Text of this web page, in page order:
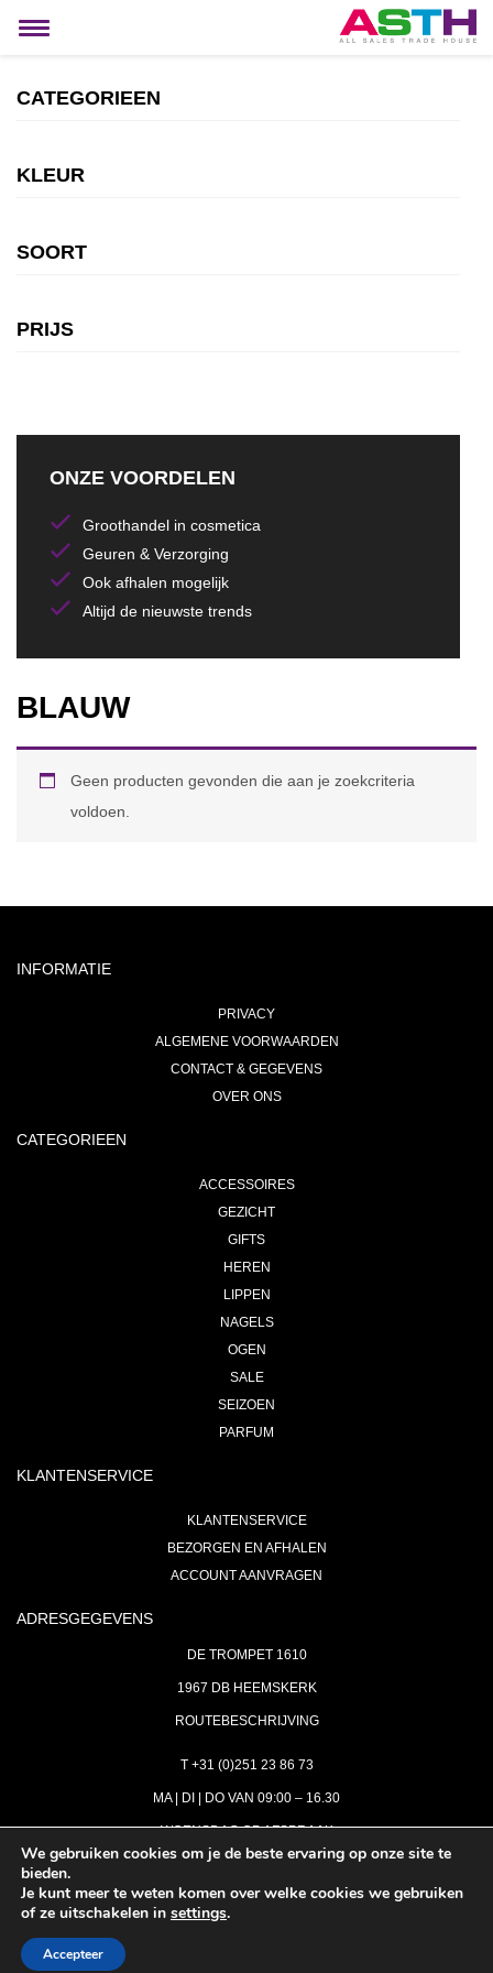
Toggle
CATEGORIEEN
KLEUR
SOORT
PRIJS
ONZE VOORDELEN
Groothandel in cosmetica
Geuren & Verzorging
Ook afhalen mogelijk
Altijd de nieuwste trends
BLAUW
Geen producten gevonden die aan je zoekcriteria
voldoen.
INFORMATIE
PRIVACY
ALGEMENE VOORWAARDEN
CONTACT & GEGEVENS
OVER ONS
CATEGORIEEN
ACCESSOIRES
GEZICHT
GIFTS
HEREN
LIPPEN
NAGELS
OGEN
SALE
SEIZOEN
PARFUM
KLANTENSERVICE
KLANTENSERVICE
BEZORGEN EN AFHALEN
ACCOUNT AANVRAGEN
ADRESGEGEVENS
DE TROMPET 1610
1967 DB HEEMSKERK
ROUTEBESCHRIJVING
T +31 (0)251 23 86 73
MA | DI | DO VAN 09:00 – 16.30
WOENSDAG OP AFSPRAAK
INFO@ASTH.NL
We gebruiken cookies om je de beste ervaring op onze site te
bieden.
Je kunt meer te weten komen over welke cookies we gebruiken
of ze uitschakelen in settings.
Accepteer